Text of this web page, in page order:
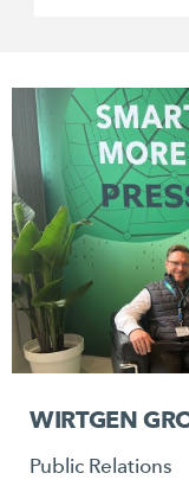
WIRTGEN
Public Relations